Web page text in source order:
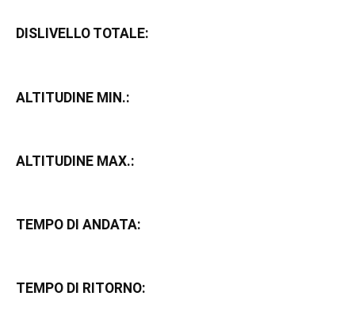
DISLIVELLO TOTALE:
ALTITUDINE MIN.:
ALTITUDINE MAX.:
TEMPO DI ANDATA:
TEMPO DI RITORNO: